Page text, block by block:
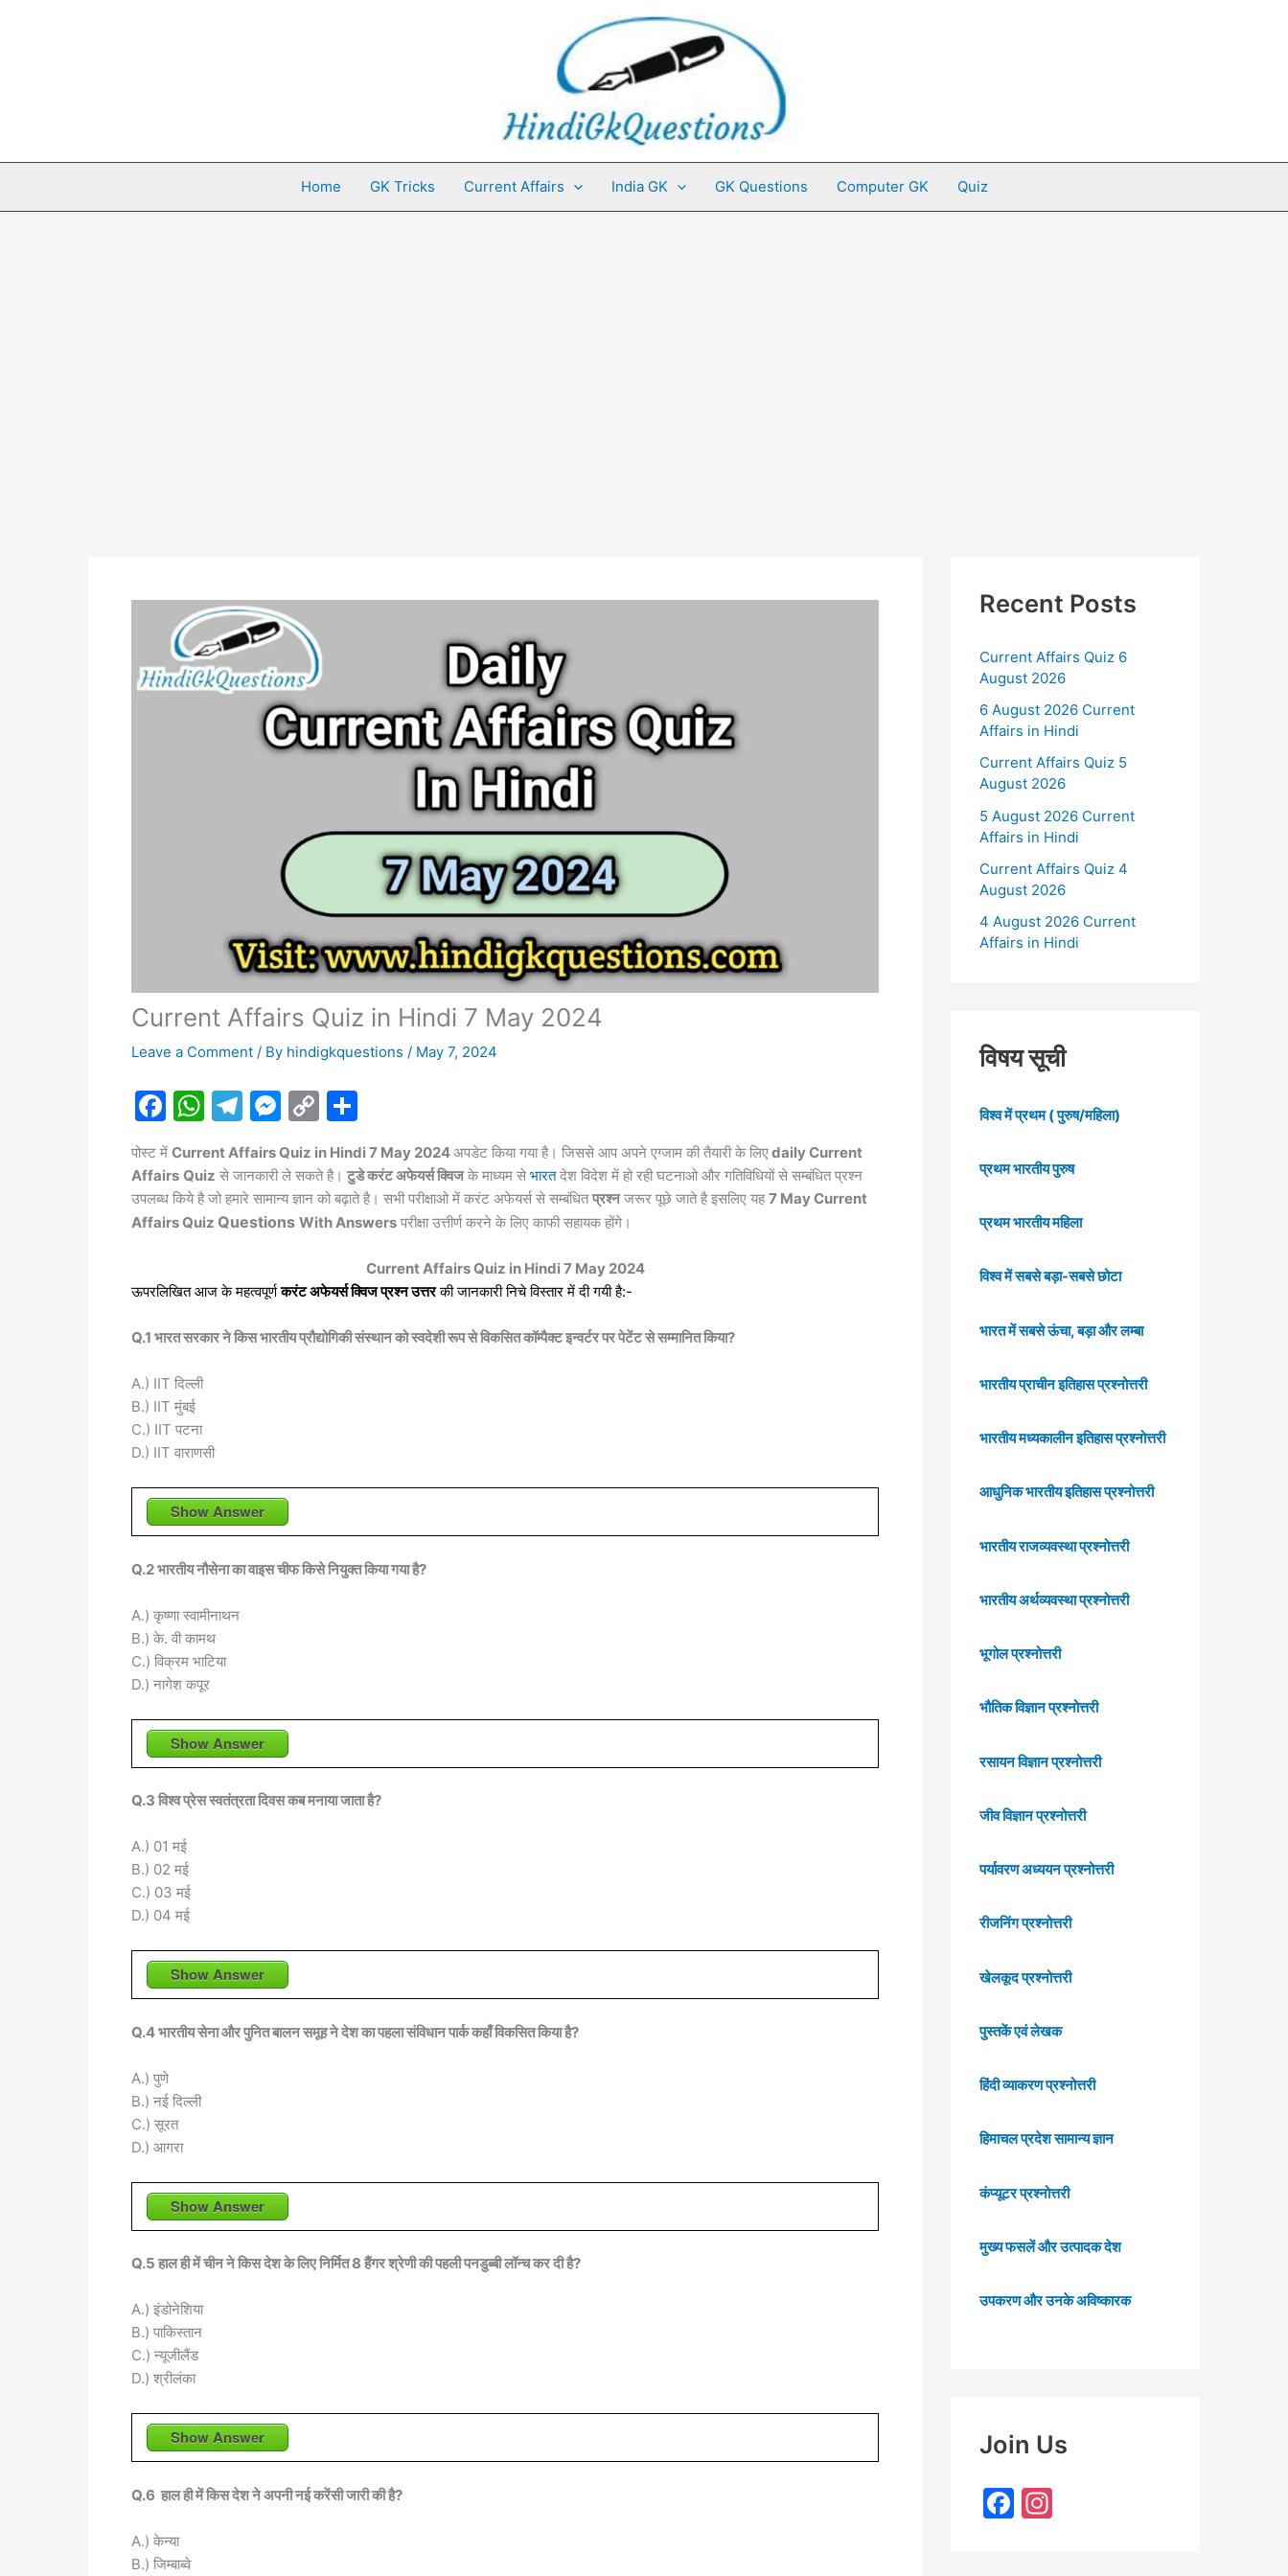
Home GK Tricks Current Affairs India GK GK Questions Computer GK Quiz
Current Affairs Quiz in Hindi 7 May 2024
Leave a Comment / By hindigkquestions / May 7, 2024
F
a
c
e
b
o
W
at
s
A
p
T
el
e
gr
a
M
s
s
e
g
er
C
p
y
Li
k
h
ar
e
पोस्ट में Current Affairs Quiz in Hindi 7 May 2024अपडेट किया गया है। जिससे आप अपने एग्जाम की तैयारी के लिएdaily Current
Affairs Quiz से जानकारी ले सकते है। टुडे करंट अफेयर्स क्विजके माध्यम से भारतदेश विदेश में हो रही घटनाओ और गतिविधियों से सम्बंधित प्रश्न
उपलब्ध किये है जो हमारे सामान्य ज्ञान को बढ़ाते है। सभी परीक्षाओ में करंट अफेयर्स से सम्बंधितप्रश्नजरूर पूछे जाते है इसलिए यह7 MayCurrent
Affairs Quiz Questions With Answers परीक्षा उत्तीर्ण करने के लिए काफी सहायक होंगे।
Current Affairs Quiz in Hindi 7 May 2024
ऊपरलिखित आज के महत्वपूर्णकरंट अफेयर्स क्विज प्रश्न उत्तरकी जानकारी निचे विस्तार में दी गयी है:-
Q.1 भारत सरकार ने किस भारतीय प्रौद्योगिकी संस्थान को स्वदेशी रूप से विकसित कॉम्पैक्ट इन्वर्टर पर पेटेंट से सम्मानित किया?
A.) IIT दिल्ली
B.) IIT मुंबई
C.) IIT पटना
D.) IIT वाराणसी
Show Answer
Q.2 भारतीय नौसेना का वाइस चीफ किसे नियुक्त किया गया है?
A.) कृष्णा स्वामीनाथन
B.) के. वी कामथ
C.) विक्रम भाटिया
D.) नागेश कपूर
Show Answer
Q.3 विश्व प्रेस स्वतंत्रता दिवस कब मनाया जाता है?
A.) 01 मई
B.) 02 मई
C.) 03 मई
D.) 04 मई
Show Answer
Q.4 भारतीय सेना और पुनित बालन समूह ने देश का पहला संविधान पार्क कहाँ विकसित किया है?
A.) पुणे
B.) नई दिल्ली
C.) सूरत
D.) आगरा
Show Answer
Q.5 हाल ही में चीन ने किस देश के लिए निर्मित 8 हैंगर श्रेणी की पहली पनडुब्बी लॉन्च कर दी है?
A.) इंडोनेशिया
B.) पाकिस्तान
C.) न्यूजीलैंड
D.) श्रीलंका
Show Answer
Q.6 हाल ही में किस देश ने अपनी नई करेंसी जारी की है?
A.) केन्या
B.) जिम्बाब्वे
Recent Posts
Current Affairs Quiz 6
August 2026
6 August 2026 Current
Affairs in Hindi
Current Affairs Quiz 5
August 2026
5 August 2026 Current
Affairs in Hindi
Current Affairs Quiz 4
August 2026
4 August 2026 Current
Affairs in Hindi
विषय सूची
विश्व में प्रथम ( पुरुष/महिला)
प्रथम भारतीय पुरुष
प्रथम भारतीय महिला
विश्व में सबसे बड़ा-सबसे छोटा
भारत में सबसे ऊंचा, बड़ा और लम्बा
भारतीय प्राचीन इतिहास प्रश्नोत्तरी
भारतीय मध्यकालीन इतिहास प्रश्नोत्तरी
आधुनिक भारतीय इतिहास प्रश्नोत्तरी
भारतीय राजव्यवस्था प्रश्नोत्तरी
भारतीय अर्थव्यवस्था प्रश्नोत्तरी
भूगोल प्रश्नोत्तरी
भौतिक विज्ञान प्रश्नोत्तरी
रसायन विज्ञान प्रश्नोत्तरी
जीव विज्ञान प्रश्नोत्तरी
पर्यावरण अध्ययन प्रश्नोत्तरी
रीजनिंग प्रश्नोत्तरी
खेलकूद प्रश्नोत्तरी
पुस्तकें एवं लेखक
हिंदी व्याकरण प्रश्नोत्तरी
हिमाचल प्रदेश सामान्य ज्ञान
कंप्यूटर प्रश्नोत्तरी
मुख्य फसलें और उत्पादक देश
उपकरण और उनके अविष्कारक
Join Us
F